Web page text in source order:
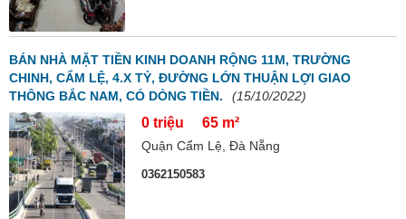
BÁN NHÀ MẶT TIỀN KINH DOANH RỘNG 11M, TRƯỜNG
CHINH, CẨM LỆ, 4.X TỶ, ĐƯỜNG LỚN THUẬN LỢI GIAO
THÔNG BẮC NAM, CÓ DÒNG TIỀN.
(15/10/2022)
0 triệu 65 m²
Quận Cẩm Lệ, Đà Nẵng
0362150583